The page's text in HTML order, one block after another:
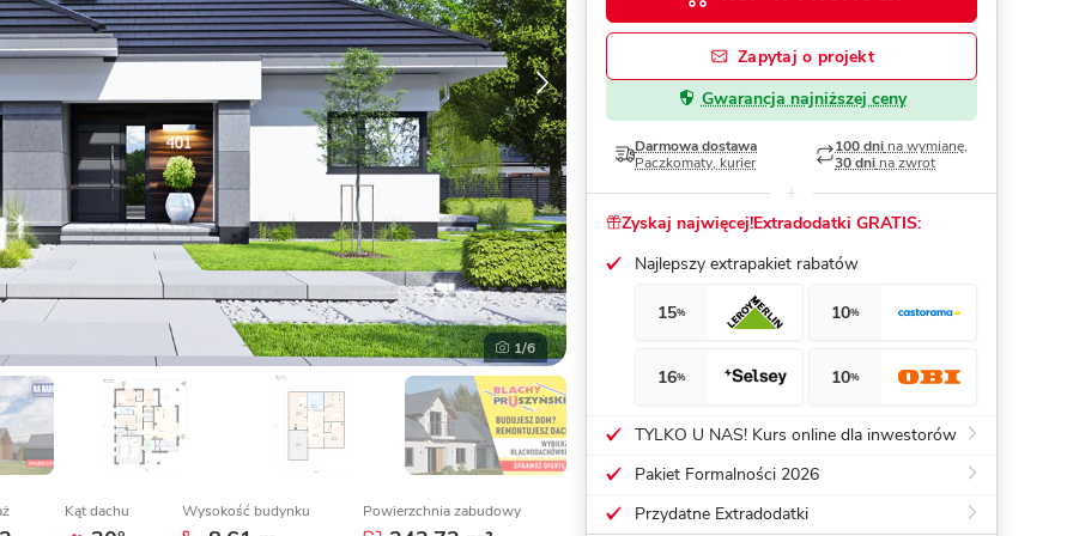
Dom pasywny - co to znaczy
1/6
Kąt dachu Wysokość budynku Powierzchnia zabudowy
Zapytaj o projekt
Gwarancja najniższej ceny
Darmowa dostawa
Paczkomaty, kurier
100 dni na wymianę,
30 dni na zwrot
Zyskaj najwięcej!Extradodatki GRATIS:
Najlepszy extrapakiet rabatów
15% 10%
16% 10%
TYLKO U NAS! Kurs online dla inwestorów
Pakiet Formalności 2026
Przydatne Extradodatki